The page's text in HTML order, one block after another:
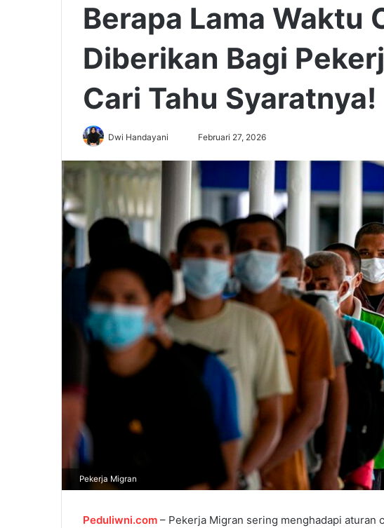
Berapa Lama Waktu
Diberikan Bagi
Cari Tahu Syaratnya!
Dwi Handayani
n
e
m
a
l
Februari 27, 2026
Pekerja Migran
Peduliwni.com – Pekerja Migran sering menghadapi aturan